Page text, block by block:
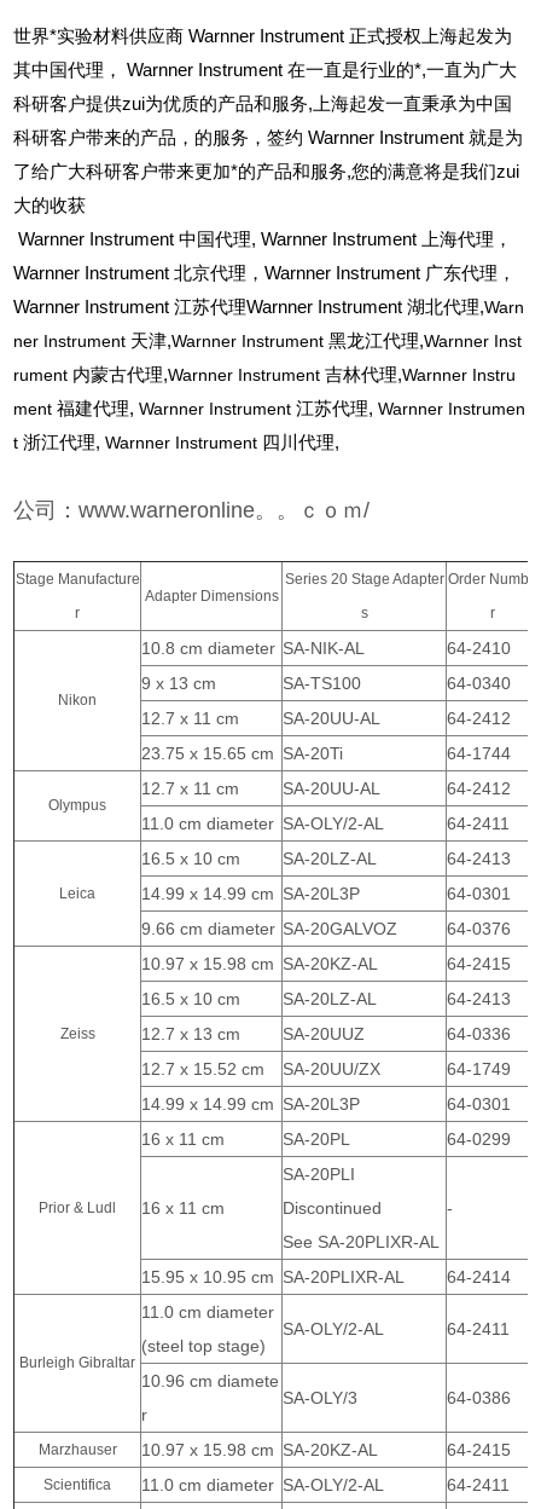
世界*实验材料供应商 Warnner Instrument 正式授权上海起发为
其中国代理， Warnner Instrument 在一直是行业的*,一直为广大
科研客户提供zui为优质的产品和服务,上海起发一直秉承为中国
科研客户带来的产品，的服务，签约 Warnner Instrument 就是为
了给广大科研客户带来更加*的产品和服务,您的满意将是我们zui
大的收获
Warnner Instrument中国代理, Warnner Instrument 上海代理，
Warnner Instrument 北京代理，Warnner Instrument 广东代理，
Warnner Instrument 江苏代理Warnner Instrument 湖北代理,Warn
ner Instrument 天津,Warnner Instrument黑龙江代理,Warnner Inst
rument 内蒙古代理,Warnner Instrument吉林代理,Warnner Instru
ment福建代理,Warnner Instrument江苏代理,Warnner Instrumen
t浙江代理,Warnner Instrument 四川代理,
公司：www.warneronline。。ｃｏｍ/
Stage Manufacture
r
Adapter Dimensions
Series 20 Stage Adapter
s
Order Numbe
r
Nikon
10.8 cm diameter SA-NIK-AL 64-2410
9 x 13 cm
SA-TS100 64-0340
12.7 x 11 cm
SA-20UU-AL 64-2412
23.75 x 15.65 cm SA-20Ti 64-1744
Olympus
12.7 x 11 cm SA-20UU-AL 64-2412
11.0 cm diameter SA-OLY/2-AL 64-2411
Leica
16.5 x 10 cm SA-20LZ-AL 64-2413
14.99 x 14.99 cm SA-20L3P 64-0301
9.66 cm diameter SA-20GALVOZ 64-0376
Zeiss
10.97 x 15.98 cm SA-20KZ-AL 64-2415
16.5 x 10 cm
SA-20LZ-AL 64-2413
12.7 x 13 cm
SA-20UUZ 64-0336
12.7 x 15.52 cm
SA-20UU/ZX 64-1749
14.99 x 14.99 cm SA-20L3P 64-0301
Prior & Ludl
16 x 11 cm SA-20PL 64-0299
16 x 11 cm
SA-20PLI
Discontinued
See SA-20PLIXR-AL
-
15.95 x 10.95 cm SA-20PLIXR-AL 64-2414
Burleigh Gibraltar
11.0 cm diameter
(steel top stage)
SA-OLY/2-AL 64-2411
10.96 cm diamete
r
SA-OLY/3 64-0386
Marzhauser 10.97 x 15.98 cm SA-20KZ-AL 64-2415
Scientifica 11.0 cm diameter SA-OLY/2-AL 64-2411